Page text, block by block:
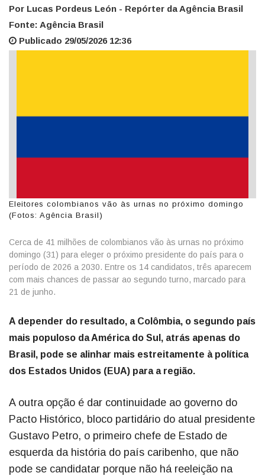
Por Lucas Pordeus León - Repórter da Agência Brasil
Fonte: Agência Brasil
Publicado 29/05/2026 12:36
Eleitores colombianos vão às urnas no próximo domingo
(Fotos: Agência Brasil)
Cerca de 41 milhões de colombianos vão às urnas no próximo
domingo (31) para eleger o próximo presidente do país para o
período de 2026 a 2030. Entre os 14 candidatos, três aparecem
com mais chances de passar ao segundo turno, marcado para
21 de junho.
A depender do resultado, a Colômbia, o segundo país
mais populoso da América do Sul, atrás apenas do
Brasil, pode se alinhar mais estreitamente à política
dos Estados Unidos (EUA) para a região.
A outra opção é dar continuidade ao governo do
Pacto Histórico, bloco partidário do atual presidente
Gustavo Petro, o primeiro chefe de Estado de
esquerda da história do país caribenho, que não
pode se candidatar porque não há reeleição na